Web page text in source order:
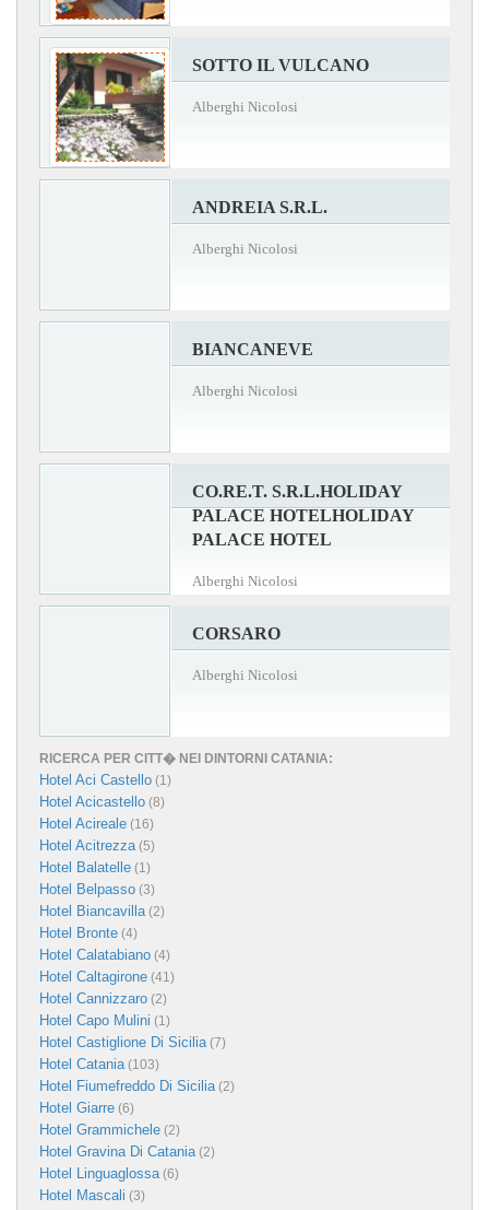
SOTTO IL VULCANO
Alberghi Nicolosi
ANDREIA S.R.L.
Alberghi Nicolosi
BIANCANEVE
Alberghi Nicolosi
CO.RE.T. S.R.L.HOLIDAY
PALACE HOTELHOLIDAY
PALACE HOTEL
Alberghi Nicolosi
CORSARO
Alberghi Nicolosi
RICERCA PER CITT� NEI DINTORNI CATANIA:
Hotel Aci Castello (1)
Hotel Acicastello (8)
Hotel Acireale (16)
Hotel Acitrezza(5)
Hotel Balatelle (1)
Hotel Belpasso (3)
Hotel Biancavilla(2)
Hotel Bronte (4)
Hotel Calatabiano (4)
Hotel Caltagirone (41)
Hotel Cannizzaro (2)
Hotel Capo Mulini (1)
Hotel Castiglione Di Sicilia(7)
Hotel Catania(103)
Hotel Fiumefreddo Di Sicilia(2)
Hotel Giarre (6)
Hotel Grammichele (2)
Hotel Gravina Di Catania(2)
Hotel Linguaglossa(6)
Hotel Mascali (3)